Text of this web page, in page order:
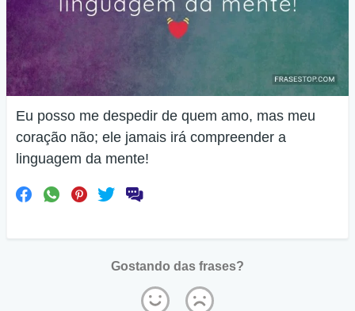
Eu posso me despedir de quem amo, mas meu
coração não; ele jamais irá compreender a
linguagem da mente!
Gostando das frases?